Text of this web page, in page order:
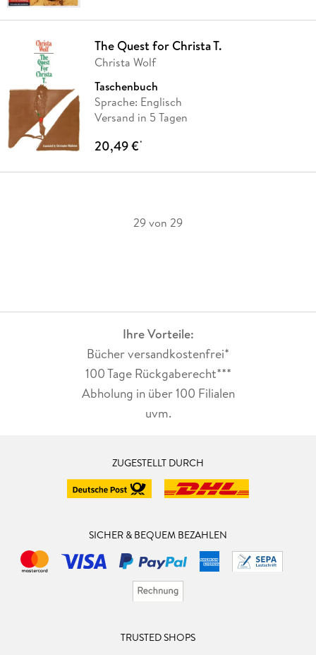
The Quest for Christa T.
Christa Wolf
Taschenbuch
Sprache: Englisch
Versand in 5 Tagen
20,49 €*
29 von 29
Ihre Vorteile:
Bücher versandkostenfrei*
100 Tage Rückgaberecht***
Abholung in über 100 Filialen
uvm.
ZUGESTELLT DURCH
SICHER & BEQUEM BEZAHLEN
TRUSTED SHOPS